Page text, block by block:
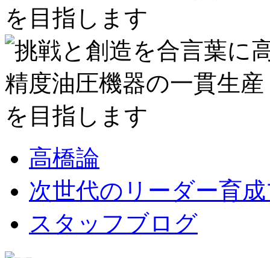
高橋論
次世代のリーダー育
スタッフブログ